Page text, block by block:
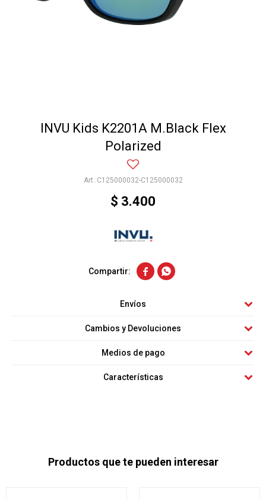
INVU Kids K2201A M.Black Flex
Polarized
C125000032-C125000032
$ 3.400
 
Envíos
Cambios y Devoluciones
Medios de pago
Características
Productos que te pueden interesar